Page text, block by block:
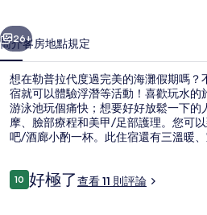
個 下一個
26+
簡介客房地點規定
想在勒普拉代度過完美的海灘假期嗎？
宿就可以體驗浮潛等活動！喜歡玩水的
游泳池玩個痛快；想要好好放鬆一下的
摩、臉部療程和美甲/足部護理。您可
吧/酒廊小酌一杯。此住宿還有三溫暖
評
論
1010 分，滿分 10 分，
好極了查看 11 則評論